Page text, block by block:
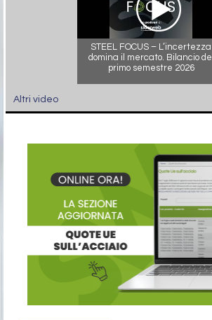
STEEL FOCUS – L’incertezza
domina il mercato. Bilancio del
primo semestre 2026
Altri video